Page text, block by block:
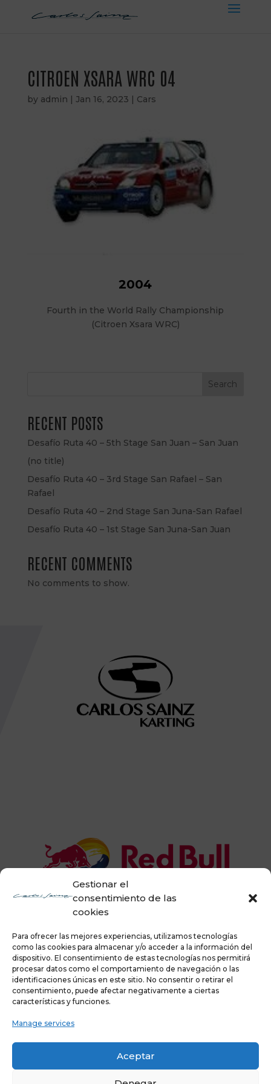
Gestionar el
consentimiento de las
cookies
Para ofrecer las mejores experiencias, utilizamos tecnologías
como las cookies para almacenar y/o acceder a la información del
dispositivo. El consentimiento de estas tecnologías nos permitirá
procesar datos como el comportamiento de navegación o las
identificaciones únicas en este sitio. No consentir o retirar el
consentimiento, puede afectar negativamente a ciertas
características y funciones.
Manage services
Aceptar
CITROEN XSARA WRC 04
by admin | Jan 16, 2023 | Cars
2004
Fourth in the World Rally Championship
(Citroen Xsara WRC)
Search
RECENT POSTS
Desafío Ruta 40 – 5th Stage San Juan – San Juan
(no title)
Desafío Ruta 40 – 3rd Stage San Rafael – San
Rafael
Desafío Ruta 40 – 2nd Stage San Juna-San Rafael
Desafío Ruta 40 – 1st Stage San Juna-San Juan
RECENT COMMENTS
No comments to show.